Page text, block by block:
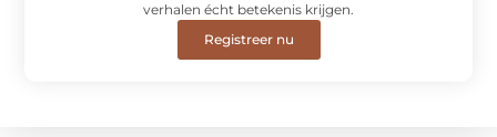
verhalen écht betekenis krijgen.
Registreer nu